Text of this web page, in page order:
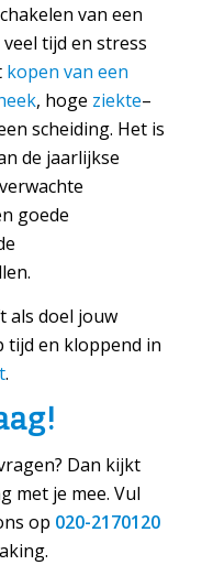
van een
tijd en stress
kopen van een
, hoge ziekte–
scheiding. Het is
de jaarlijkse
goede
als doel jouw
tijd en kloppend in
.
Dan kijkt
met je mee. Vul
op 020-2170120